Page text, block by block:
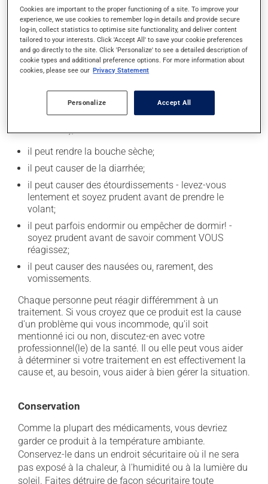
est donc recommandé d'en consommer avec
modération. Afin de savoir quelle quantité d'alcool
vous est permise, veuillez en discuter avec votre
professionnel(le) de la santé.
En plus de ses effets recherchés, ce produit peut à
l'occasion entraîner certains effets indésirables (effets
il peut rendre la bouche sèche;
il peut causer de la diarrhée;
il peut causer des étourdissements - levez-vous
lentement et soyez prudent avant de prendre le
volant;
il peut parfois endormir ou empêcher de dormir! -
soyez prudent avant de savoir comment VOUS
réagissez;
il peut causer des nausées ou, rarement, des
vomissements.
Chaque personne peut réagir différemment à un
traitement. Si vous croyez que ce produit est la cause
d'un problème qui vous incommode, qu'il soit
mentionné ici ou non, discutez-en avec votre
professionnel(le) de la santé. Il ou elle peut vous aider
à déterminer si votre traitement en est effectivement la
cause et, au besoin, vous aider à bien gérer la situation.
Conservation
Comme la plupart des médicaments, vous devriez
garder ce produit à la température ambiante.
Conservez-le dans un endroit sécuritaire où il ne sera
pas exposé à la chaleur, à l'humidité ou à la lumière du
soleil. Faites détruire de façon sécuritaire toute
Cookies are important to the proper functioning of a site. To improve your
experience, we use cookies to remember log-in details and provide secure
log-in, collect statistics to optimise site functionality, and deliver content
tailored to your interests. Click 'Accept All' to save your cookie preferences
and go directly to the site. Click 'Personalize' to see a detailed description of
cookie types and additional preference options. For more information about
cookies, please see our Privacy Statement
Personalize Accept All